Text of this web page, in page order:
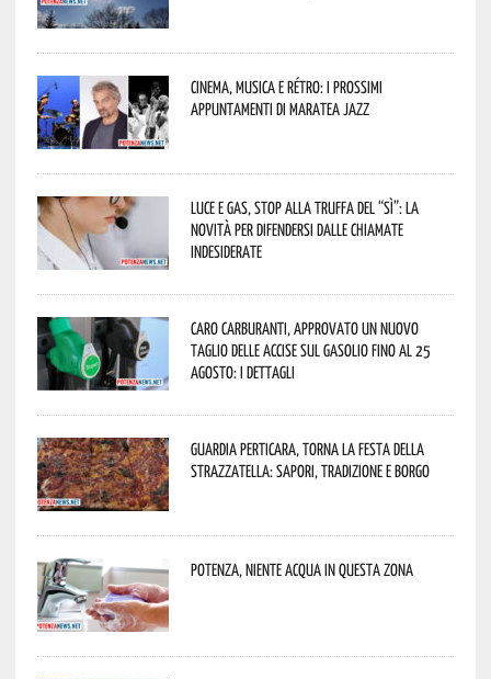
Cinema, musica e rétro: i prossimi
appuntamenti di Maratea Jazz
Luce e gas, stop alla truffa del “Sì”: la
novità per difendersi dalle chiamate
indesiderate
Caro carburanti, approvato un nuovo
taglio delle accise sul gasolio fino al 25
agosto: i dettagli
Guardia Perticara, torna la Festa della
Strazzatella: sapori, tradizione e borgo
Potenza, niente acqua in questa zona